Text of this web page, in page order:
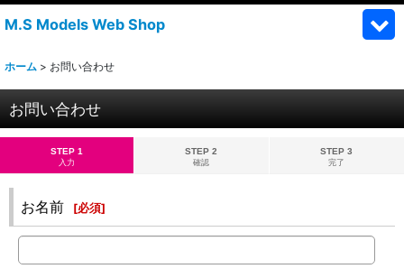
M.S Models Web Shop
ホーム > お問い合わせ
お問い合わせ
STEP 1
入力
STEP 2
確認
STEP 3
完了
お名前 [必須]